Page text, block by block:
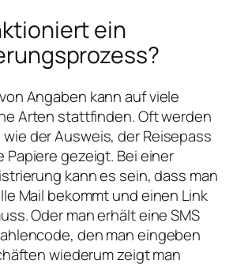
ein
Angaben kann auf viele
Arten stattfinden. Oft werden
der Ausweis, der Reisepass
Papiere gezeigt. Bei einer
kann es sein, dass man
Mail bekommt und einen Link
Oder man erhält eine SMS
den man eingeben
wiederum zeigt man